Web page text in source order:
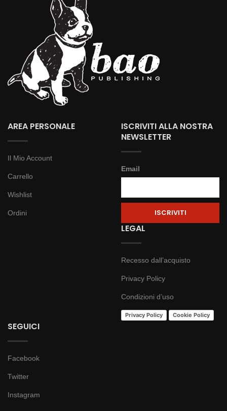
AREA PERSONALE
Il Mio Account
Carrello
Wishlist
Ordini
ISCRIVITI ALLA NOSTRA
NEWSLETTER
Email
LEGAL
Recesso dall’acquisto
Privacy Policy
Condizioni d’uso
Privacy Policy Cookie Policy
SEGUICI
Facebook
Twitter
Instagram